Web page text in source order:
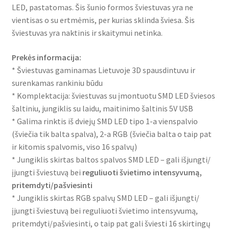
LED, pastatomas. Šis šunio formos šviestuvas yra ne
vientisas o su ertmėmis, per kurias sklinda šviesa. Šis
šviestuvas yra naktinis ir skaitymui netinka.
Prekės informacija:
* Šviestuvas gaminamas Lietuvoje 3D spausdintuvu ir
surenkamas rankiniu būdu
* Komplektacija: šviestuvas su įmontuotu SMD LED šviesos
šaltiniu, jungiklis su laidu, maitinimo šaltinis 5V USB
* Galima rinktis iš dviejų SMD LED tipo 1-a vienspalvio
(šviečia tik balta spalva), 2-a RGB (šviečia balta o taip pat
ir kitomis spalvomis, viso 16 spalvų)
* Jungiklis skirtas baltos spalvos SMD LED – gali išjungti/
įjungti šviestuvą bei reguliuoti švietimo intensyvumą,
pritemdyti/pašviesinti
* Jungiklis skirtas RGB spalvų SMD LED – gali išjungti/
įjungti šviestuvą bei reguliuoti švietimo intensyvumą,
pritemdyti/pašviesinti, o taip pat gali šviesti 16 skirtingų